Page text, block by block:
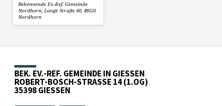
Bekennende Ev.-Ref. Gemeinde
Nordhorn, Lange Straße 60, 48531
Nordhorn
BEK. EV.-REF. GEMEINDE IN GIESSEN
ROBERT-BOSCH-STRASSE 14 (1.OG)
35398 GIESSEN